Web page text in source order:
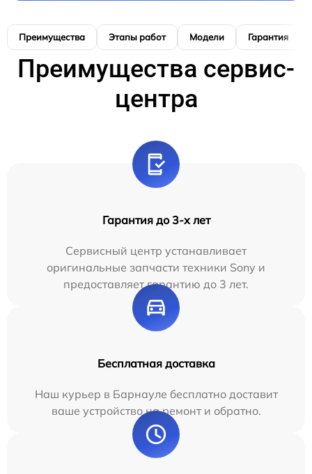
Преимущества Этапы работ Модели Гарантия
Преимущества сервис-
центра
Гарантия до 3-х лет
Сервисный центр устанавливает
оригинальные запчасти техники Sony и
предоставляет гарантию до 3 лет.
Бесплатная доставка
Наш курьер в Барнауле бесплатно доставит
ваше устройство на ремонт и обратно.